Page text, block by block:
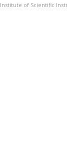
Institute of Scientific